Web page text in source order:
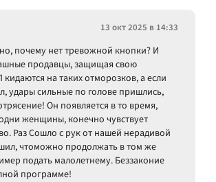
13 окт 2025 в 14:33
почему нет тревожной кнопки? И
продавцы, защищая свою
на таких отморозков, а если
удары сильные по голове пришлись,
Он появляется в то время,
одни женщины, конечно чувствует
Раз Сошло с рук от нашей нерадивой
чтоможно продолжать в том же
подать малолетнему. Беззаконие
программе!